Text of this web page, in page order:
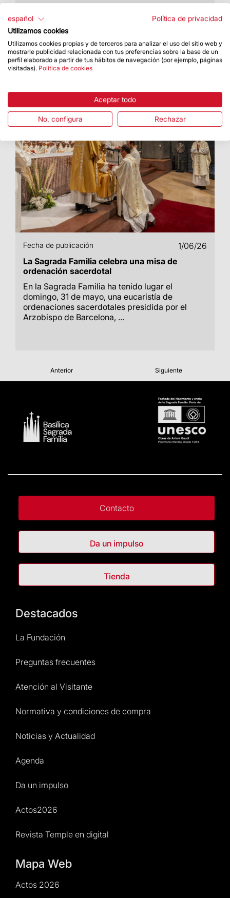
espiritual y patrimonial de la Basílica
Fecha de publicación
1/06/26
La Sagrada Familia celebra una misa de
ordenación sacerdotal
En la Sagrada Familia ha tenido lugar el
domingo, 31 de mayo, una eucaristía de
ordenaciones sacerdotales presidida por el
Arzobispo de Barcelona, ...
Anterior Siguiente
Contacto
Da un impulso
Tienda
Destacados
La Fundación
Preguntas frecuentes
Atención al Visitante
Normativa y condiciones de compra
Noticias y Actualidad
Agenda
Da un impulso
Actos2026
Revista Temple en digital
Mapa Web
Actos 2026
español
Política de privacidad
Utilizamos cookies
Utilizamos cookies propias y de terceros para analizar el uso del sitio web y
mostrarle publicidad relacionada con tus preferencias sobre la base de un
perfil elaborado a partir de tus hábitos de navegación (por ejemplo, páginas
visitadas). Política de cookies
Aceptar todo
No, configura Rechazar